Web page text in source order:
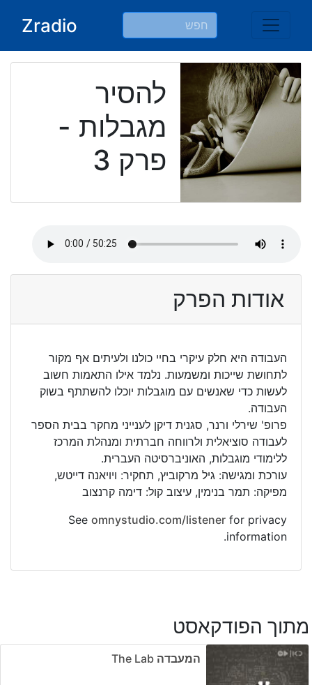
Zradio
להסיר
מגבלות -
פרק 3
אודות הפרק
העבודה היא חלק עיקרי בחיי כולנו ולעיתים אף מקור
לתחושת שייכות ומשמעות. נלמד אילו התאמות חשוב
לעשות כדי שאנשים עם מוגבלות יוכלו להשתתף בשוק
העבודה.
פרופ' שירלי ורנר, סגנית דיקן לענייני מחקר בבית הספר
לעבודה סוציאלית ולרווחה חברתית ומנהלת המרכז
ללימודי מוגבלות, האוניברסיטה העברית.
עורכת ומגישה: גיל מרקוביץ, תחקיר: ויויאנה דייטש,
מפיקה: תמר בנימין, עיצוב קול: דימה קרנצוב
See omnystudio.com/listener for privacy
information.
מתוך הפודקאסט
המעבדה The Lab